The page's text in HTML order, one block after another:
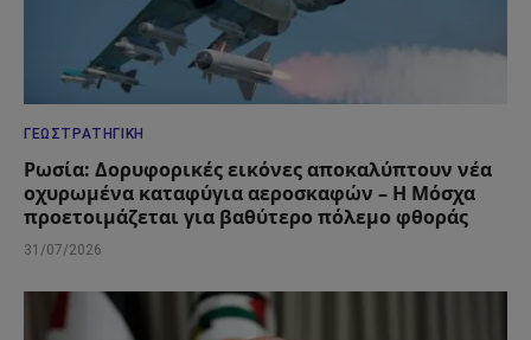
ΓΕΩΣΤΡΑΤΗΓΙΚΉ
Ρωσία: Δορυφορικές εικόνες αποκαλύπτουν νέα
οχυρωμένα καταφύγια αεροσκαφών – Η Μόσχα
προετοιμάζεται για βαθύτερο πόλεμο φθοράς
31/07/2026